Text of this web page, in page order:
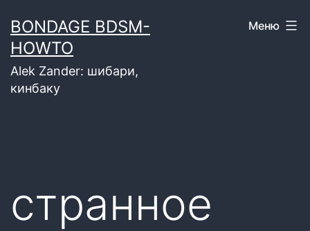
содержимому
BONDAGE BDSM-
HOWTO
Alek Zander: шибари,
кинбаку
Меню
странное